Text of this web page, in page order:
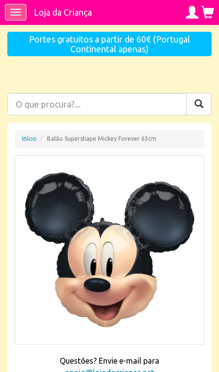
ToggleLoja da Criança
Portes gratuitos a partir de 60€ (Portugal
Continental apenas)
Início Balão Supershape Mickey Forever 63cm
Questões? Envie e-mail para